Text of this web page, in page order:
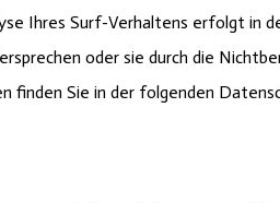
Ihres Surf-Verhaltens erfolgt in
oder sie durch die
finden Sie in der folgenden